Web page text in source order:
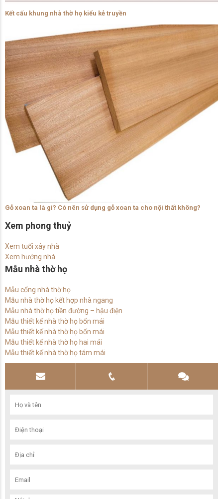
Kết cấu khung nhà thờ họ kiểu kẻ truyền
Gỗ xoan ta là gì? Có nên sử dụng gỗ xoan ta cho nội thất không?
Xem phong thuỷ
Xem tuổi xây nhà
Xem hướng nhà
Mẫu nhà thờ họ
Mẫu cổng nhà thờ họ
Mẫu nhà thờ họ kết hợp nhà ngang
Mẫu nhà thờ họ tiền đường – hậu điện
Mẫu thiết kế nhà thờ họ bốn mái
Mẫu thiết kế nhà thờ họ bốn mái
Mẫu thiết kế nhà thờ họ hai mái
Mẫu thiết kế nhà thờ họ tám mái